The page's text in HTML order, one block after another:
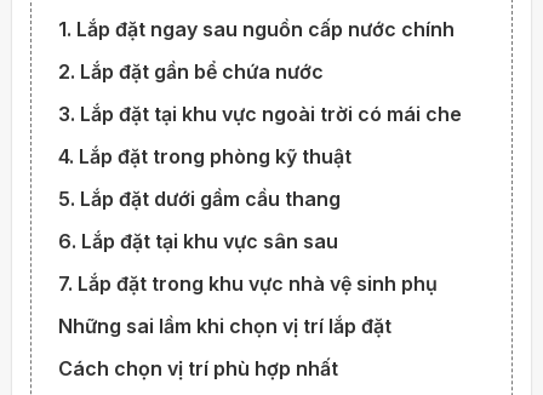
1. Lắp đặt ngay sau nguồn cấp nước chính
2. Lắp đặt gần bể chứa nước
3. Lắp đặt tại khu vực ngoài trời có mái che
4. Lắp đặt trong phòng kỹ thuật
5. Lắp đặt dưới gầm cầu thang
6. Lắp đặt tại khu vực sân sau
7. Lắp đặt trong khu vực nhà vệ sinh phụ
Những sai lầm khi chọn vị trí lắp đặt
Cách chọn vị trí phù hợp nhất